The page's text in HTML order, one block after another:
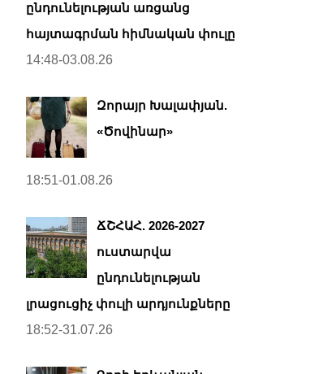
ընդունելության առցանց
հայտագրման հիմնական փուլը
14:48-03.08.26
Զորայր Խալափյան.
«Ծովինար»
18:51-01.08.26
ՃՇՀԱՀ. 2026-2027
ուստարվա
ընդունելության
լրացուցիչ փուլի արդյունքները
18:52-31.07.26